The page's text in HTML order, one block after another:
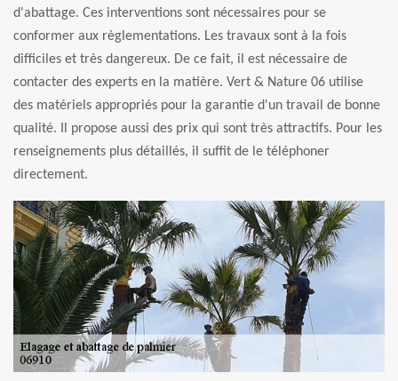
d'abattage. Ces interventions sont nécessaires pour se
conformer aux règlementations. Les travaux sont à la fois
difficiles et très dangereux. De ce fait, il est nécessaire de
contacter des experts en la matière. Vert & Nature 06 utilise
des matériels appropriés pour la garantie d'un travail de bonne
qualité. Il propose aussi des prix qui sont très attractifs. Pour les
renseignements plus détaillés, il suffit de le téléphoner
directement.